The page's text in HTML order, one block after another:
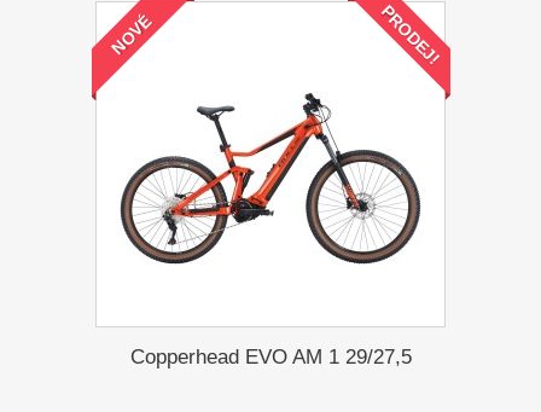
NOVÉ PRODEJ!
Copperhead EVO AM 1 29/27,5